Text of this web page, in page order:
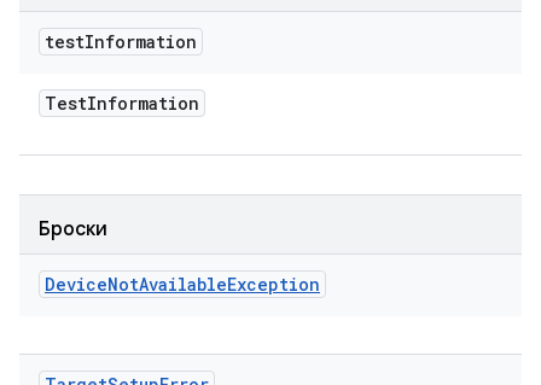
testInformation
TestInformation
Броски
DeviceNotAvailableException